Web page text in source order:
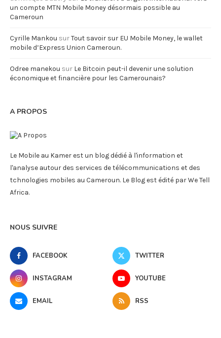
un compte MTN Mobile Money désormais possible au
Cameroun
Cyrille Mankou surTout savoir sur EU Mobile Money, le wallet
mobile d’Express Union Cameroun.
Odree manekou sur Le Bitcoin peut-il devenir une solution
économique et financière pour les Camerounais?
A PROPOS
Le Mobile au Kamer est un blog dédié à l'information et
l'analyse autour des services de télécommunications et des
tchnologies mobiles au Cameroun. Le Blog est édité par We Tell
Africa.
NOUS SUIVRE
FACEBOOK TWITTER
INSTAGRAM YOUTUBE
EMAIL RSS